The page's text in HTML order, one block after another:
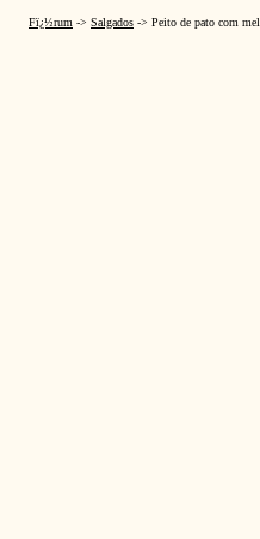
Fï¿½rum -> Salgados -> Peito de pato com mel